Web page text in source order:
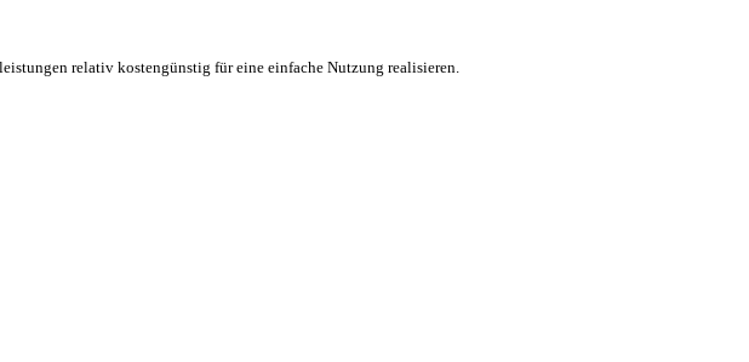
relativ kostengünstig für eine einfache Nutzung realisieren.